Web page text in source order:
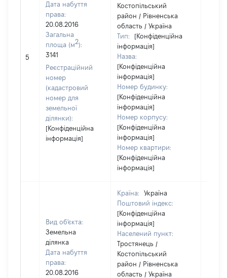
5
Дата набуття
права:
20.08.2016
Загальна
площа (м2):
3141
Реєстраційний
номер
(кадастровий
номер для
земельної
ділянки):
[Конфіденційна
інформація]
Костопільський
район / Рівненська
область / Україна
Тип:
[Конфіденційна
інформація]
Назва:
[Конфіденційна
інформація]
Номер будинку:
[Конфіденційна
інформація]
Номер корпусу:
[Конфіденційна
інформація]
Номер квартири:
[Конфіденційна
інформація]
Вид об'єкта:
Земельна
ділянка
Дата набуття
права:
20.08.2016
Країна:
Україна
Поштовий індекс:
[Конфіденційна
інформація]
Населений пункт:
Тростянець /
Костопільський
район / Рівненська
область / Україна